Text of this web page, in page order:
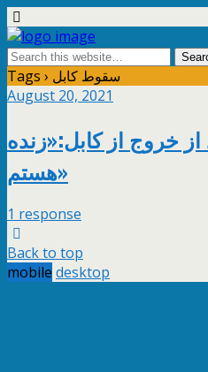
Tags › سقوط کابل
August 20, 2021
از خروج از کابل:«زنده
هستم»
1 response
Back to top
mobile desktop